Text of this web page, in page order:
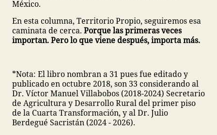
México.
En esta columna, Territorio Propio, seguiremos esa
caminata de cerca. Porque las primeras veces
importan. Pero lo que viene después, importa más.
*Nota: El libro nombran a 31 pues fue editado y
publicado en octubre 2018, son 33 considerando al
Dr. Víctor Manuel Villabobos (2018-2024) Secretario
de Agricultura y Desarrollo Rural del primer piso
de la Cuarta Transformación, y al Dr. Julio
Berdegué Sacristán (2024 - 2026).